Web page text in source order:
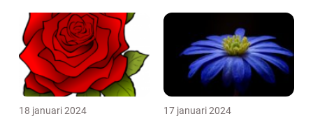
18 januari 2024 17 januari 2024